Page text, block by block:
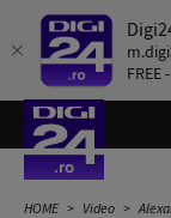
HOME Video